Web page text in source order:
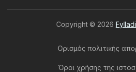
Copyright © 2026
Ορισμός πολιτικής
Όροι χρήσης της